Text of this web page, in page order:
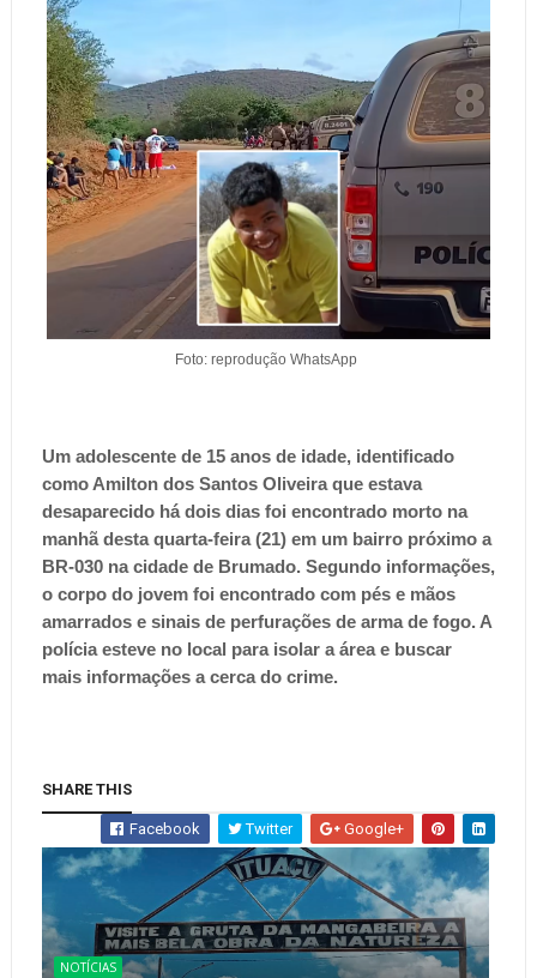
Foto: reprodução WhatsApp
Um adolescente de 15 anos de idade, identificado
como Amilton dos Santos Oliveira que estava
desaparecido há dois dias foi encontrado morto na
manhã desta quarta-feira (21) em um bairro próximo a
BR-030 na cidade de Brumado. Segundo informações,
o corpo do jovem foi encontrado com pés e mãos
amarrados e sinais de perfurações de arma de fogo. A
polícia esteve no local para isolar a área e buscar
mais informações a cerca do crime.
SHARE THIS
Facebook Twitter Google+
NOTÍCIAS